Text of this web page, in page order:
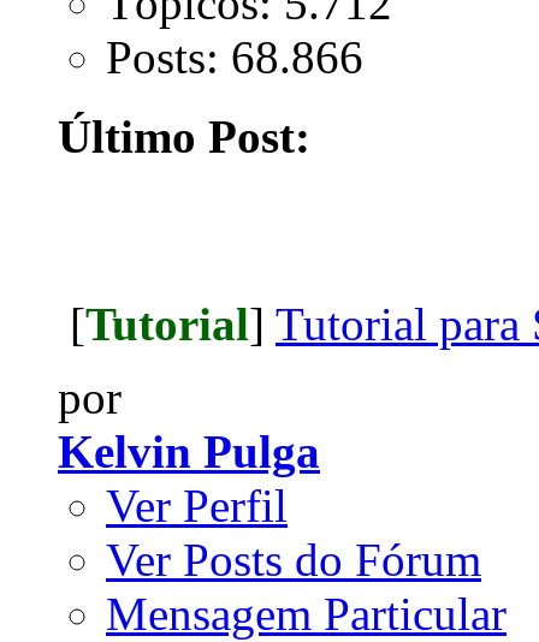
Posts: 68.866
Último Post:
[Tutorial] Tutorial para
por
Kelvin Pulga
Ver Perfil
Ver Posts do Fórum
Mensagem Particular